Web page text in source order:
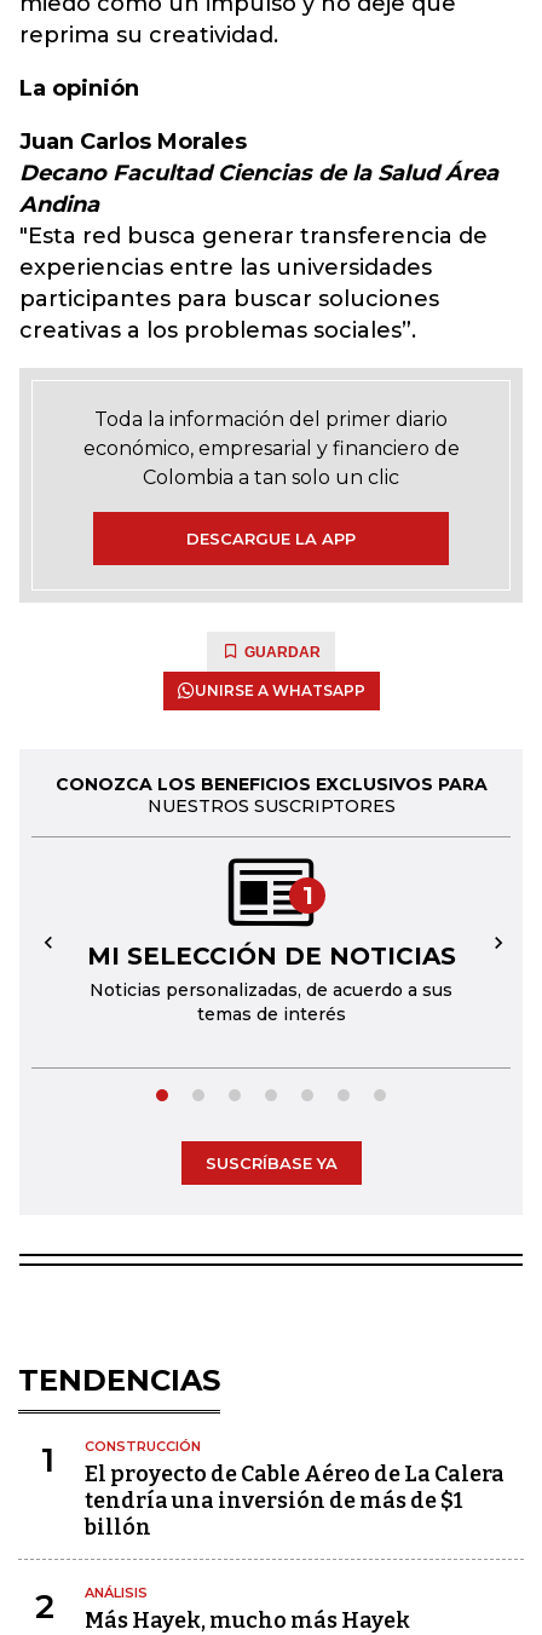
reprima su creatividad.
La opinión
Juan Carlos Morales
Decano Facultad Ciencias de la Salud Área
Andina
"Esta red busca generar transferencia de
experiencias entre las universidades
participantes para buscar soluciones
creativas a los problemas sociales”.
Toda la información del primer diario
económico, empresarial y financiero de
Colombia a tan solo un clic
DESCARGUE LA APP
GUARDAR
UNIRSE A WHATSAPP
CONOZCA LOS BENEFICIOS EXCLUSIVOS PARA
NUESTROS SUSCRIPTORES
1
MI SELECCIÓN DE NOTICIAS
Noticias personalizadas, de acuerdo a sus
temas de interés
← →
SUSCRÍBASE YA
TENDENCIAS
1 CONSTRUCCIÓN
El proyecto de Cable Aéreo de La Calera
tendría una inversión de más de $1
billón
2 ANÁLISIS
Más Hayek, mucho más Hayek